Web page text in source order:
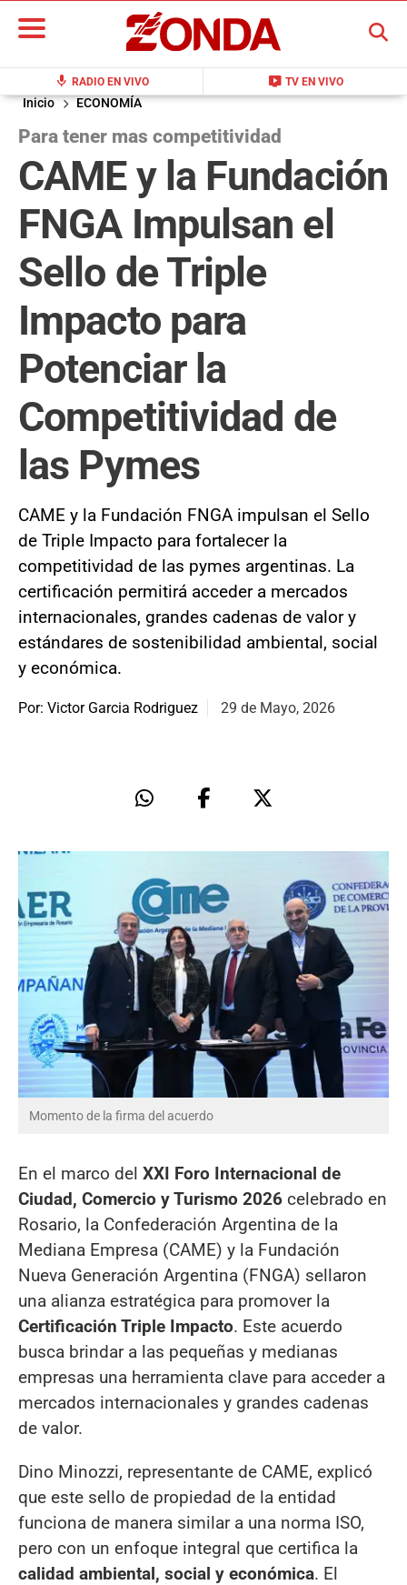
mic RADIO EN VIVO live_tv TV EN VIVO
BUSCAR
Inicio ECONOMÍA
Para tener mas competitividad
CAME y la Fundación
FNGA Impulsan el
Sello de Triple
Impacto para
Potenciar la
Competitividad de
las Pymes
CAME y la Fundación FNGA impulsan el Sello
de Triple Impacto para fortalecer la
competitividad de las pymes argentinas. La
certificación permitirá acceder a mercados
internacionales, grandes cadenas de valor y
estándares de sostenibilidad ambiental, social
y económica.
Por: Victor Garcia Rodriguez 29 de Mayo, 2026
Momento de la firma del acuerdo
En el marco del XXI Foro Internacional de
Ciudad, Comercio y Turismo 2026 celebrado en
Rosario, la Confederación Argentina de la
Mediana Empresa (CAME) y la Fundación
Nueva Generación Argentina (FNGA) sellaron
una alianza estratégica para promover la
Certificación Triple Impacto. Este acuerdo
busca brindar a las pequeñas y medianas
empresas una herramienta clave para acceder a
mercados internacionales y grandes cadenas
de valor.
Dino Minozzi, representante de CAME, explicó
que este sello de propiedad de la entidad
funciona de manera similar a una norma ISO,
pero con un enfoque integral que certifica la
calidad ambiental, social y económica. El